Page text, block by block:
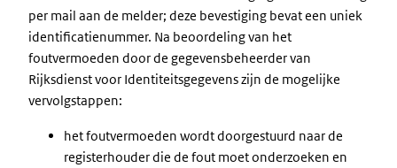
per mail aan de melder; deze bevestiging bevat een uniek
identificatienummer. Na beoordeling van het
foutvermoeden door de gegevensbeheerder van
Rijksdienst voor Identiteitsgegevens zijn de mogelijke
vervolgstappen:
het foutvermoeden wordt doorgestuurd naar de
registerhouder die de fout moet onderzoeken en